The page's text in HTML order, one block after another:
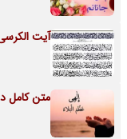
آیت
متن کامل